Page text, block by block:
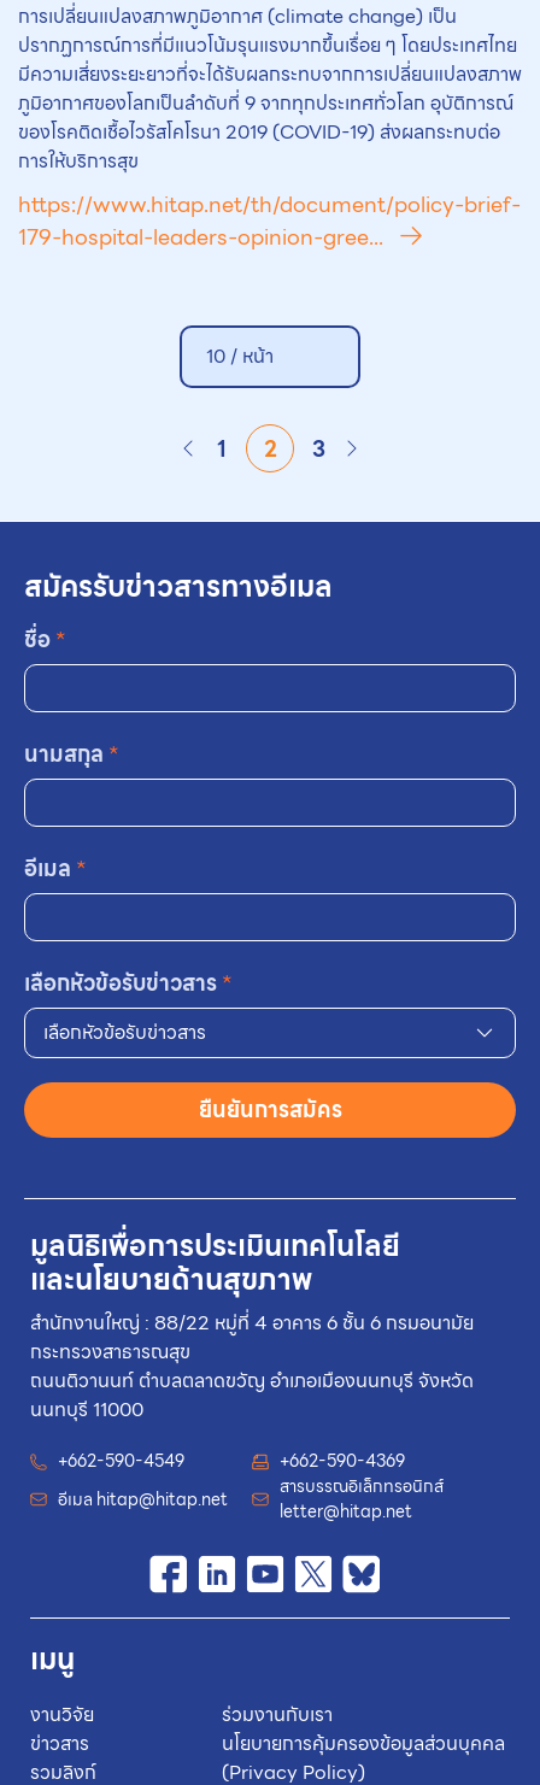
การเปลี่ยนแปลงสภาพภูมิอากาศ (climate change) เป็น
ปรากฏการณ์การที่มีแนวโน้มรุนแรงมากขึ้นเรื่อย ๆ โดยประเทศไทย
มีความเสี่ยงระยะยาวที่จะได้รับผลกระทบจากการเปลี่ยนแปลงสภาพ
ภูมิอากาศของโลกเป็นลำดับที่ 9 จากทุกประเทศทั่วโลก อุบัติการณ์
ของโรคติดเชื้อไวรัสโคโรนา 2019 (COVID-19) ส่งผลกระทบต่อ
การให้บริการสุข
https://www.hitap.net/th/document/policy-brief-
179-hospital-leaders-opinion-gree...
10 / หน้า
1 2 3
มูลนิธิเพื่อการประเมินเทคโนโลยี
และนโยบายด้านสุขภาพ
สำนักงานใหญ่ : 88/22 หมู่ที่ 4 อาคาร 6 ชั้น 6 กรมอนามัย
กระทรวงสาธารณสุข
ถนนติวานนท์ ตำบลตลาดขวัญ อำเภอเมืองนนทบุรี จังหวัด
นนทบุรี 11000
+662-590-4549
+662-590-4369
อีเมล hitap@hitap.net
สารบรรณอิเล็กทรอนิกส์
letter@hitap.net
เมนู
งานวิจัย
ข่าวสาร
รวมลิงก์
ร่วมงานกับเรา
นโยบายการคุ้มครองข้อมูลส่วนบุคคล
(Privacy Policy)
สมัครรับข่าวสารทางอีเมล
ชื่อ*
นามสกุล *
อีเมล *
เลือกหัวข้อรับข่าวสาร*
เลือกหัวข้อรับข่าวสาร
ยืนยันการสมัคร